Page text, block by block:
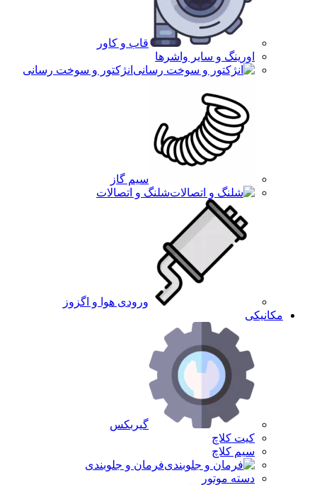
قاب و کاور
اورینگ و سایر واشرها
انژکتور و سوخت رسانی
سیم گاز
شلنگ و اتصالات
ورودی هوا و اگزوز
مکانیکی
گیربکس
کیت کلاچ
سیم کلاچ
فرمان و جلوبندی
دسته موتور